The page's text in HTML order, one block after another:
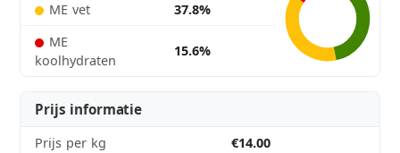
ME vet
37.8%
ME
koolhydraten
15.6%
Prijs informatie
Prijs per kg
€14.00